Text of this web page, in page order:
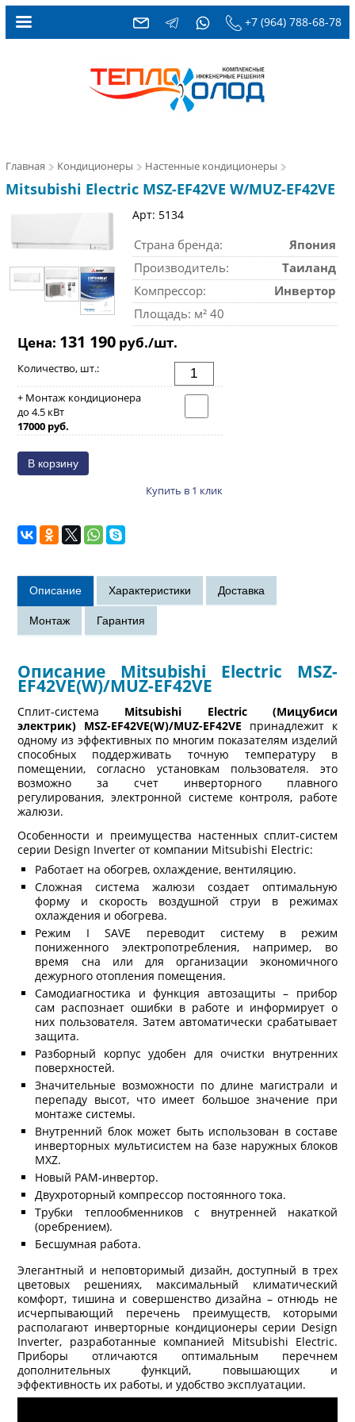
+7 (964) 788-68-78
Главная Кондиционеры Настенные кондиционеры
Mitsubishi Electric MSZ-EF42VE W/MUZ-EF42VE
Арт: 5134
Страна бренда:
Япония
Производитель:
Таиланд
Компрессор:
Инвертор
Площадь: м² 40
Цена: 131 190 руб./шт.
Количество, шт.:
+ Монтаж кондиционера
до 4.5 кВт
17000 руб.
Купить в 1 клик
Описание Mitsubishi Electric MSZ-
EF42VE(W)/MUZ-EF42VE
Сплит-система Mitsubishi Electric (Мицубиси
электрик) MSZ-EF42VE(W)/MUZ-EF42VE принадлежит к
одному из эффективных по многим показателям изделий
способных поддерживать точную температуру в
помещении, согласно установкам пользователя. это
возможно за счет инверторного плавного
регулирования, электронной системе контроля, работе
жалюзи.
Особенности и преимущества настенных сплит-систем
серии Design Inverter от компании Mitsubishi Electric:
Работает на обогрев, охлаждение, вентиляцию.
Сложная система жалюзи создает оптимальную
форму и скорость воздушной струи в режимах
охлаждения и обогрева.
Режим I SAVE переводит систему в режим
пониженного электропотребления, например, во
время сна или для организации экономичного
дежурного отопления помещения.
Самодиагностика и функция автозащиты – прибор
сам распознает ошибки в работе и информирует о
них пользователя. Затем автоматически срабатывает
защита.
Разборный корпус удобен для очистки внутренних
поверхностей.
Значительные возможности по длине магистрали и
перепаду высот, что имеет большое значение при
монтаже системы.
Внутренний блок может быть использован в составе
инверторных мультисистем на базе наружных блоков
MXZ.
Новый PAM-инвертор.
Двухроторный компрессор постоянного тока.
Трубки теплообменников с внутренней накаткой
(оребрением).
Бесшумная работа.
Элегантный и неповторимый дизайн, доступный в трех
цветовых решениях, максимальный климатический
комфорт, тишина и совершенство дизайна – отнюдь не
исчерпывающий перечень преимуществ, которыми
располагают инверторные кондиционеры серии Design
Inverter, разработанные компанией Mitsubishi Electric.
Приборы отличаются оптимальным перечнем
дополнительных функций, повышающих и
эффективность их работы, и удобство эксплуатации.